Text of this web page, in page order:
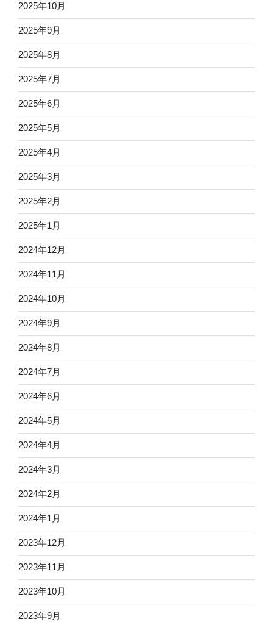
2025年10月
2025年9月
2025年8月
2025年7月
2025年6月
2025年5月
2025年4月
2025年3月
2025年2月
2025年1月
2024年12月
2024年11月
2024年10月
2024年9月
2024年8月
2024年7月
2024年6月
2024年5月
2024年4月
2024年3月
2024年2月
2024年1月
2023年12月
2023年11月
2023年10月
2023年9月